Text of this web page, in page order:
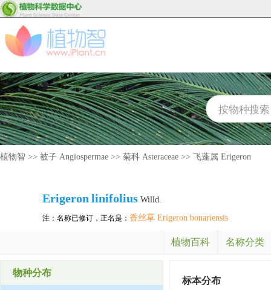
植物智 >> 被子 Angiospermae >> 菊科 Asteraceae >> 飞蓬属 Erigeron
Erigeron linifolius Willd.
注：名称已修订，正名是： 香丝草 Erigeron bonariensis
植物百科 名称分类
物种分布
标本分布